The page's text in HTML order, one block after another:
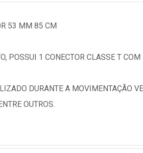
53 MM 85 CM
POSSUI 1 CONECTOR CLASSE T
DURANTE A MOVIMENTAÇÃO
OUTROS.